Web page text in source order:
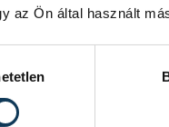
az Ön által használt